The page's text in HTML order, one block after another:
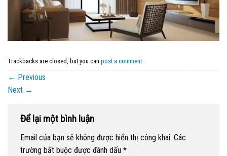
Trackbacks are closed, but you can post a comment.
← Previous
Next →
Để lại một bình luận
Email của bạn sẽ không được hiển thị công khai. Các
trường bắt buộc được đánh dấu *